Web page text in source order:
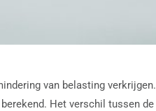
van belasting
Het verschil tussen